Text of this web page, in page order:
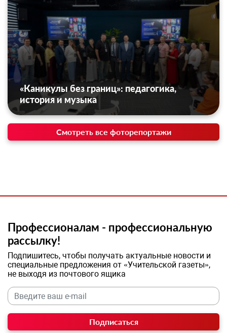
«Каникулы без границ»: педагогика,
история и музыка
Смотреть все фоторепортажи
Профессионалам - профессиональную
рассылку!
Подпишитесь, чтобы получать актуальные новости и
специальные предложения от «Учительской газеты»,
не выходя из почтового ящика
Подписаться